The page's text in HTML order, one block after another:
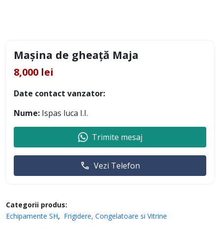
Categorii produs:
Echipamente SH
Frigidere, Congelatoare si Vitrine
Mașina de gheață Maja
8,000 lei
Date contact vanzator:
Nume: Ispas luca I.I.
Trimite mesaj
Vezi Telefon